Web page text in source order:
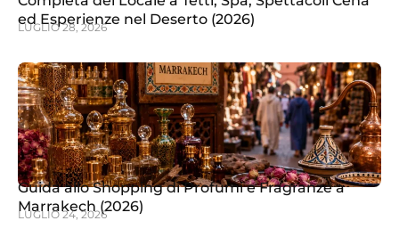
ed Esperienze nel Deserto (2026)
LUGLIO 28, 2026
Guida allo Shopping di Profumi e Fragranze a
Marrakech (2026)
LUGLIO 24, 2026